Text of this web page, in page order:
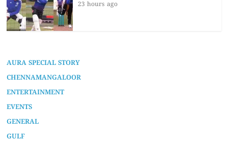
23 hours ago
AURA SPECIAL STORY
CHENNAMANGALOOR
ENTERTAINMENT
EVENTS
GENERAL
GULF